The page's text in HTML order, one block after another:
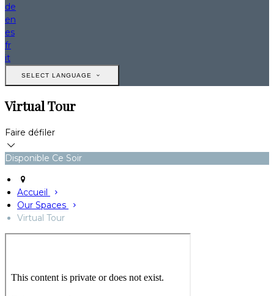
de
en
es
fr
it
SELECT LANGUAGE
Virtual Tour
Faire défiler
Disponible Ce Soir
Accueil
Our Spaces
Virtual Tour